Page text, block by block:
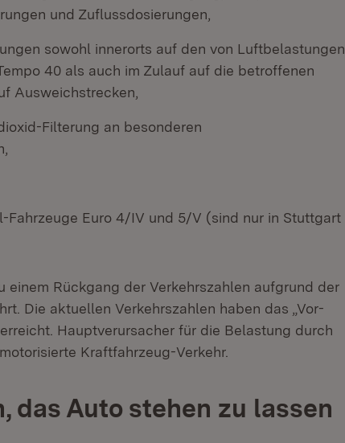
und Zuflussdosierungen,
sowohl innerorts auf den von Luftbelastungen
40 als auch im Zulauf auf die betroffenen
Ausweichstrecken,
Filterung an besonderen
Fahrzeuge Euro 4/IV und 5/V (sind nur in Stuttgart
einem Rückgang der Verkehrszahlen aufgrund der
Die aktuellen Verkehrszahlen haben das „Vor-
Hauptverursacher für die Belastung durch
Kraftfahrzeug-Verkehr.
das Auto stehen zu lassen